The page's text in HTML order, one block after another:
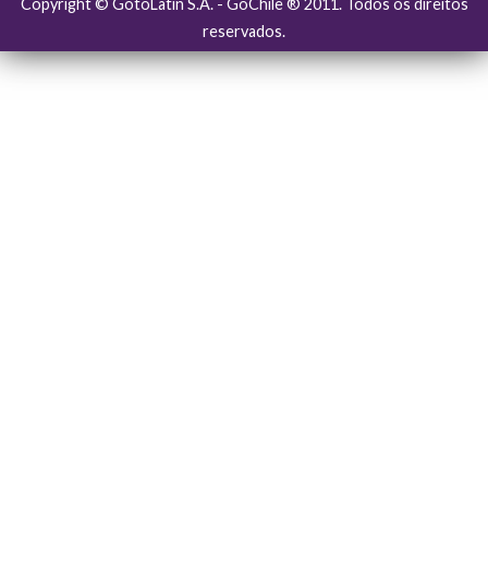
Copyright © GotoLatin S.A. - GoChile ® 2011. Todos os direitos
reservados.